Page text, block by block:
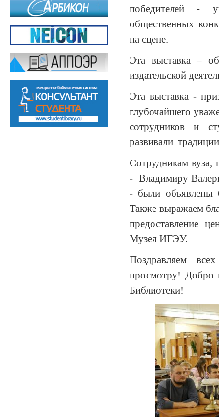
победителей -
общественных
на сцене.
Эта выставка –
издательской
Эта выставка -
глубочайшего
сотрудников и
развивали
Сотрудникам вуза,
- Владимиру
- были объявлены
Также выражаем
предоставление
Музея ИГЭУ.
Поздравляем
просмотру! Добро
Библиотеки!